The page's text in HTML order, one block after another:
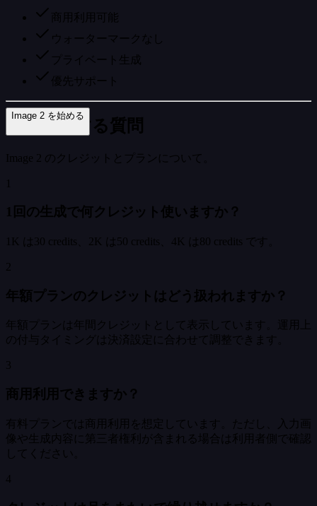
商用利用可能
ウォーターマークなし
プライベート生成
優先サポート
Image 2 を始める
料金に関する質問
Image 2 のクレジットとプランについて。
1
1回の生成で何クレジット使いますか？
1K は30 credits、2K は50 credits、4K は80 credits です。
2
年額プランのクレジットはどう扱われますか？
年額プランは年間クレジットとして表示しています。運用上
の付与タイミングは決済設定に合わせて調整できます。
3
商用利用できますか？
有料プランでは商用利用を想定しています。ただし、入力画
像や生成内容に第三者権利が含まれる場合は利用者側で確認
してください。
4